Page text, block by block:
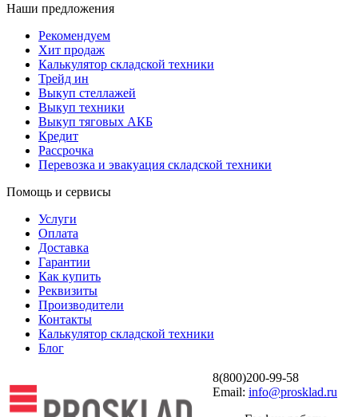
Наши предложения
Рекомендуем
Хит продаж
Калькулятор складской техники
Трейд ин
Выкуп стеллажей
Выкуп техники
Выкуп тяговых АКБ
Кредит
Рассрочка
Перевозка и эвакуация складской техники
Помощь и сервисы
Услуги
Оплата
Доставка
Гарантии
Как купить
Реквизиты
Производители
Контакты
Калькулятор складской техники
Блог
8(800)200-99-58
Email: info@prosklad.ru